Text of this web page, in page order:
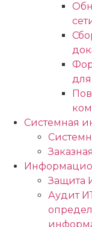
Системная
Защита
Аудит